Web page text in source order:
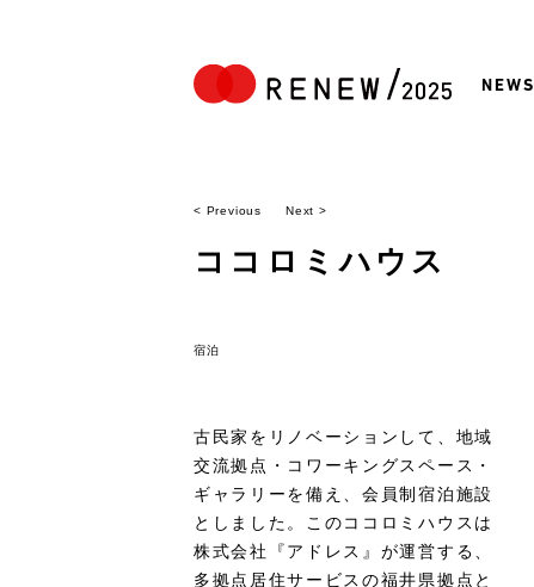
NEWS
< Previous Next >
ココロミハウス
宿泊
古民家をリノベーションして、地域
交流拠点・コワーキングスペース・
ギャラリーを備え、会員制宿泊施設
としました。このココロミハウスは
株式会社『アドレス』が運営する、
多拠点居住サービスの福井県拠点と